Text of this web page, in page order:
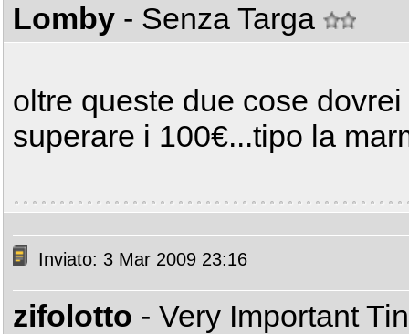
Lomby - Senza Targa
oltre queste due cose
superare i 100€...tipo la
Inviato: 3 Mar 2009 23:16
zifolotto - Very Important